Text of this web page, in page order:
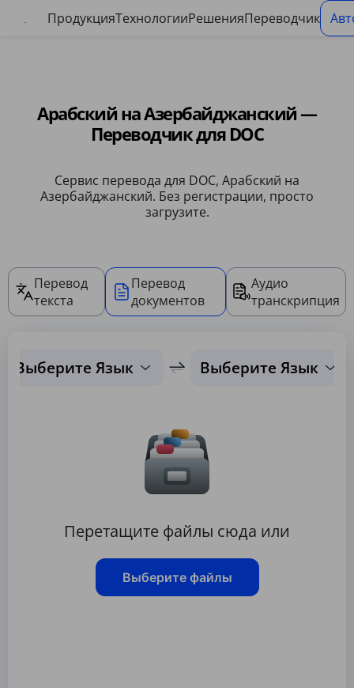
ПродукцияТехнологииРешенияПереводчик
Арабский на Азербайджанский —
Переводчик для DOC
Сервис перевода для DOC, Арабский на
Азербайджанский. Без регистрации, просто
загрузите.
Перевод
текста
Перевод
документов
Аудио
транскрипция
Выберите Язык Выберите Язык
Перетащите файлы сюда или
Выберите файлы